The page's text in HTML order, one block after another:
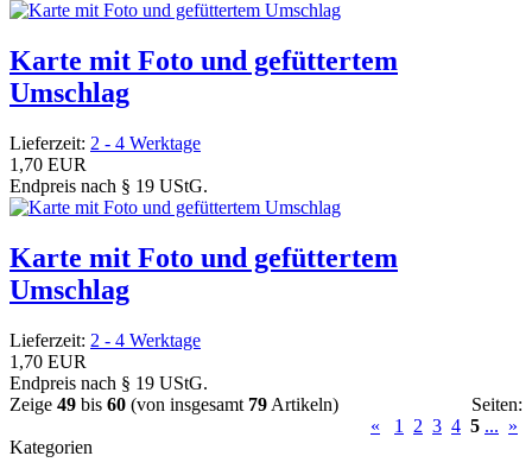
Karte mit Foto und gefüttertem
Umschlag
Lieferzeit: 2 - 4 Werktage
1,70 EUR
Endpreis nach § 19 UStG.
Karte mit Foto und gefüttertem
Umschlag
Lieferzeit: 2 - 4 Werktage
1,70 EUR
Endpreis nach § 19 UStG.
Zeige 49 bis 60 (von insgesamt 79 Artikeln)
Seiten:
«
1 2 3 4 5 ... »
Kategorien